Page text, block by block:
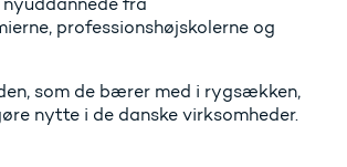
fra
professionshøjskolerne og
som de bærer med i rygsækken,
nytte i de danske virksomheder.